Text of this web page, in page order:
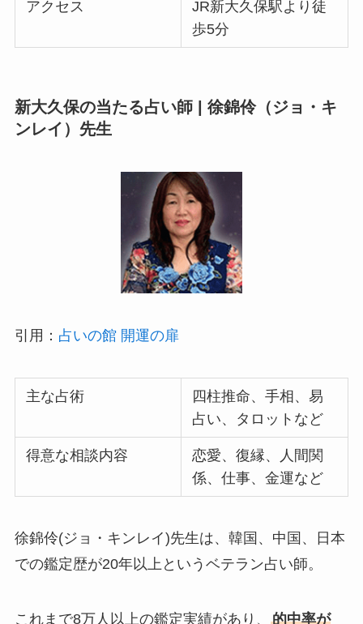
アクセス
JR新大久保駅より徒
歩5分
新大久保の当たる占い師 | 徐錦伶（ジョ・キ
ンレイ）先生
引用： 占いの館 開運の扉
主な占術
四柱推命、手相、易
占い、タロットなど
得意な相談内容
恋愛、復縁、人間関
係、仕事、金運など
徐錦伶(ジョ・キンレイ)先生は、韓国、中国、日本
での鑑定歴が20年以上というベテラン占い師。
これまで8万人以上の鑑定実績があり、 的中率が